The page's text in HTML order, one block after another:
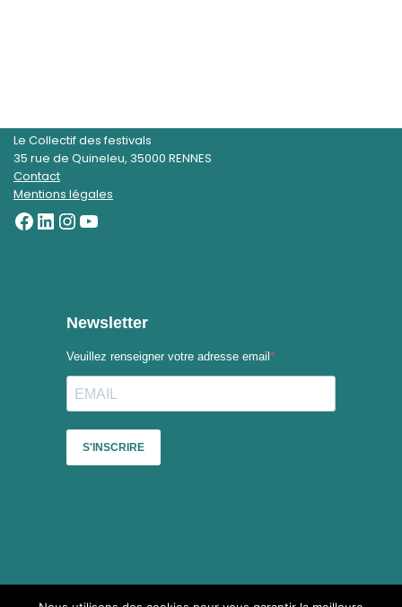
Le Collectif des festivals
35 rue de Quineleu, 35000 RENNES
Contact
Mentions légales